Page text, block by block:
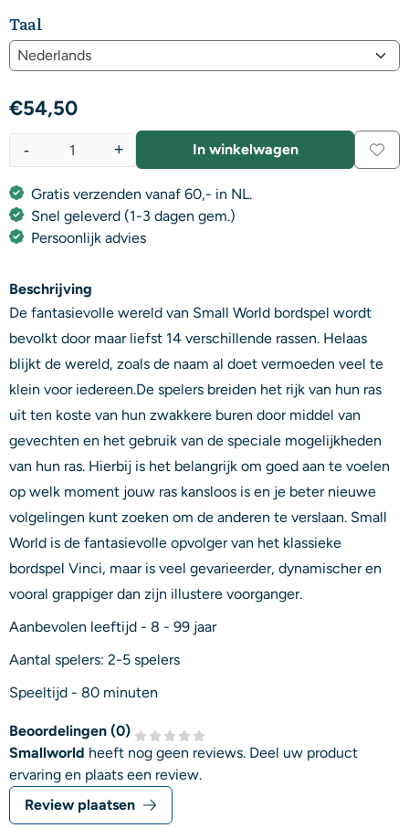
Taal
€54,50
+
- In winkelwagen
Gratis verzenden vanaf 60,- in NL.
Snel geleverd (1-3 dagen gem.)
Persoonlijk advies
Beschrijving
De fantasievolle wereld van Small World bordspel wordt
bevolkt door maar liefst 14 verschillende rassen. Helaas
blijkt de wereld, zoals de naam al doet vermoeden veel te
klein voor iedereen.De spelers breiden het rijk van hun ras
uit ten koste van hun zwakkere buren door middel van
gevechten en het gebruik van de speciale mogelijkheden
van hun ras. Hierbij is het belangrijk om goed aan te voelen
op welk moment jouw ras kansloos is en je beter nieuwe
volgelingen kunt zoeken om de anderen te verslaan. Small
World is de fantasievolle opvolger van het klassieke
bordspel Vinci, maar is veel gevarieerder, dynamischer en
vooral grappiger dan zijn illustere voorganger.
Aanbevolen leeftijd - 8 - 99 jaar
Aantal spelers: 2-5 spelers
Speeltijd - 80 minuten
Beoordelingen (0)
Smallworld heeft nog geen reviews. Deel uw product
ervaring en plaats een review.
Review plaatsen